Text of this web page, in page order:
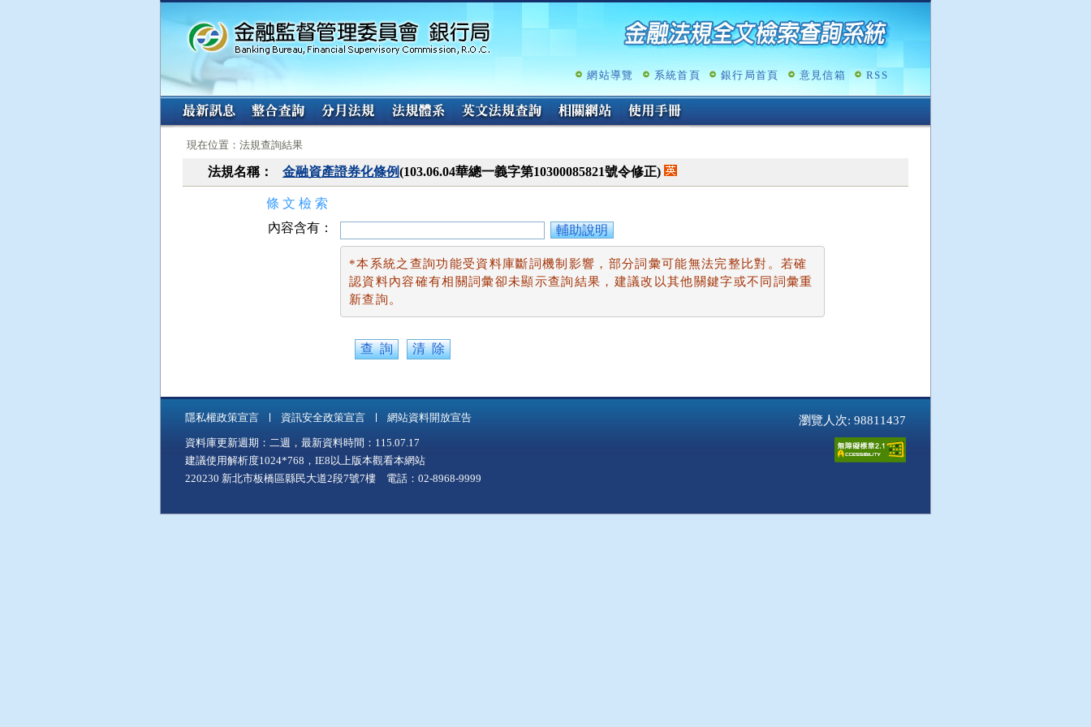
跳
容
網站導覽 系統首頁 銀行局首頁 意見信箱 RSS
:::
現在位置：法規查詢結果
法規名稱： 金融資產證券化條例(103.06.04華總一義字第10300085821號令修正)
條 文 檢 索
內容含有：
輔助說明
*本系統之查詢功能受資料庫斷詞機制影響，部分詞彙可能無法完整比對。若確
認資料內容確有相關詞彙卻未顯示查詢結果，建議改以其他關鍵字或不同詞彙重
新查詢。
隱私權政策宣言 資訊安全政策宣言 網站資料開放宣告 瀏覽人次: 98811437
資料庫更新週期：二週，最新資料時間：115.07.17
建議使用解析度1024*768，IE8以上版本觀看本網站
220230 新北市板橋區縣民大道2段7號7樓 電話：02-8968-9999